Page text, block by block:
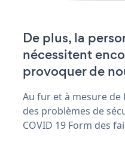
De plus, la
nécessitent
provoquer de
Au fur et à mesure
des problèmes de
COVID 19 Form des